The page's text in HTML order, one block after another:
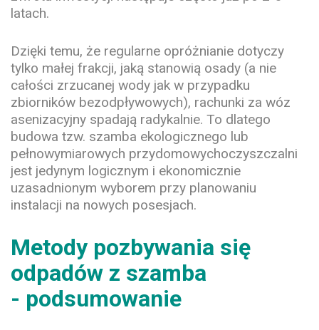
latach.
Dzięki temu, że regularne opróżnianie dotyczy
tylko małej frakcji, jaką stanowią osady (a nie
całości zrzucanej wody jak w przypadku
zbiorników bezodpływowych), rachunki za wóz
asenizacyjny spadają radykalnie. To dlatego
budowa tzw. szamba ekologicznego lub
pełnowymiarowych przydomowychoczyszczalni
jest jedynym logicznym i ekonomicznie
uzasadnionym wyborem przy planowaniu
instalacji na nowych posesjach.
Metody pozbywania się
odpadów z szamba
- podsumowanie